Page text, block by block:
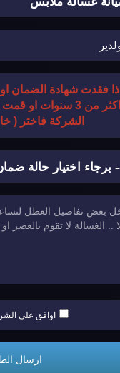
اذا فقدت شهادة الضمان
اكثر من 3 سنوات
الشركة فاختر (
اوافق علي